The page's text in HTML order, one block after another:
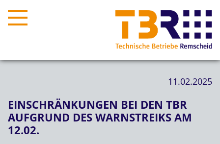
11.02.2025
EINSCHRÄNKUNGEN BEI DEN TBR
AUFGRUND DES WARNSTREIKS AM
12.02.